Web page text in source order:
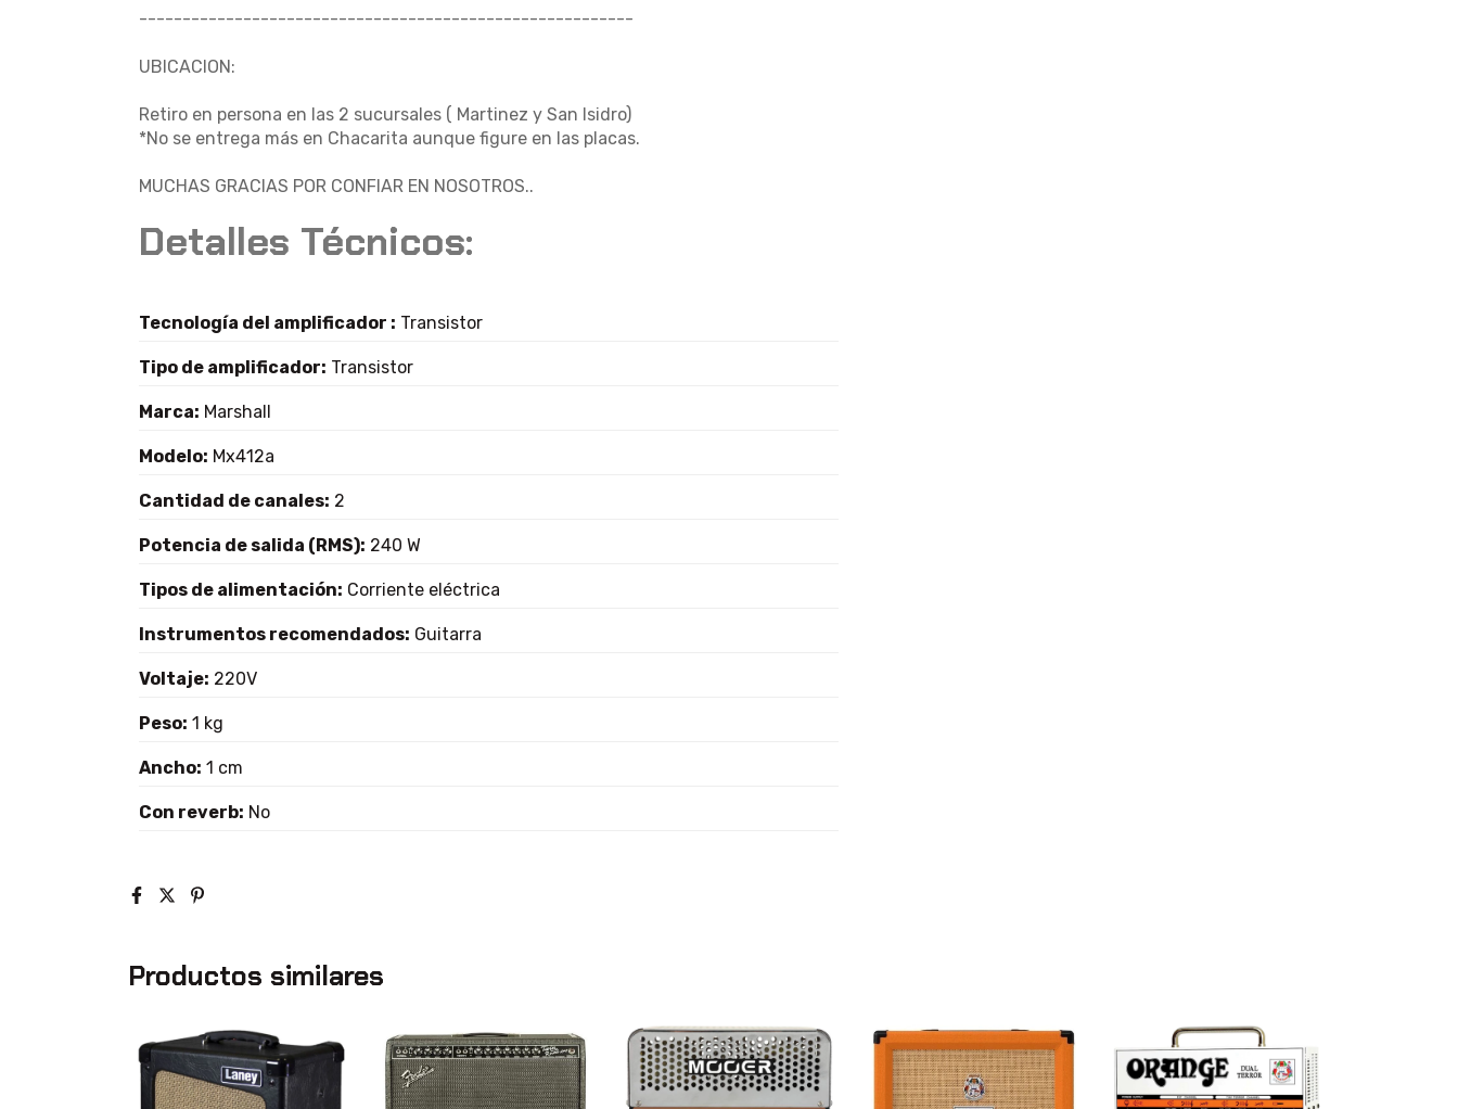
---------------------------------------------------------
UBICACION:
Retiro en persona en las 2 sucursales ( Martinez y San Isidro)
*No se entrega más en Chacarita aunque figure en las placas.
MUCHAS GRACIAS POR CONFIAR EN NOSOTROS..
Detalles Técnicos:
Tecnología del amplificador : Transistor
Tipo de amplificador: Transistor
Marca: Marshall
Modelo: Mx412a
Cantidad de canales: 2
Potencia de salida (RMS): 240 W
Tipos de alimentación: Corriente eléctrica
Instrumentos recomendados: Guitarra
Voltaje: 220V
Peso: 1 kg
Ancho: 1 cm
Con reverb: No
Productos similares